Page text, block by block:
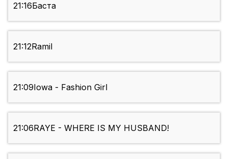
21:16Баста
21:12Ramil
21:09Iowa - Fashion Girl
21:06RAYE - WHERE IS MY HUSBAND!